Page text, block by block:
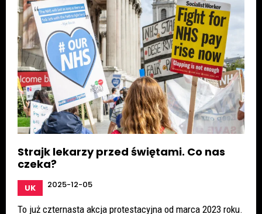
Strajk lekarzy przed świętami. Co nas
czeka?
UK 2025-12-05
To już czternasta akcja protestacyjna od marca 2023 roku.